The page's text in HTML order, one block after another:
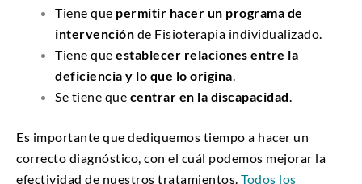
Tiene que permitir hacer un programa de
intervención de Fisioterapia individualizado.
Tiene que establecer relaciones entre la
deficiencia y lo que lo origina.
Se tiene que centrar en la discapacidad.
Es importante que dediquemos tiempo a hacer un
correcto diagnóstico, con el cuál podemos mejorar la
efectividad de nuestros tratamientos. Todos los